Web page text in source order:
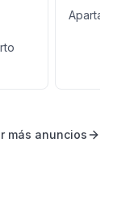
más anuncios